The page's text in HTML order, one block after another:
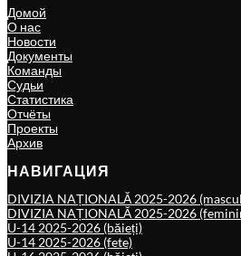
Домой
О нас
Новости
Документы
Команды
Судьи
Статистика
Отчёты
Проекты
Архив
НАВИГАЦИЯ
DIVIZIA NAȚIONALĂ 2025-2026
DIVIZIA NAȚIONALĂ 2025-2026
U-14 2025-2026 (băieți)
U-14 2025-2026 (fete)